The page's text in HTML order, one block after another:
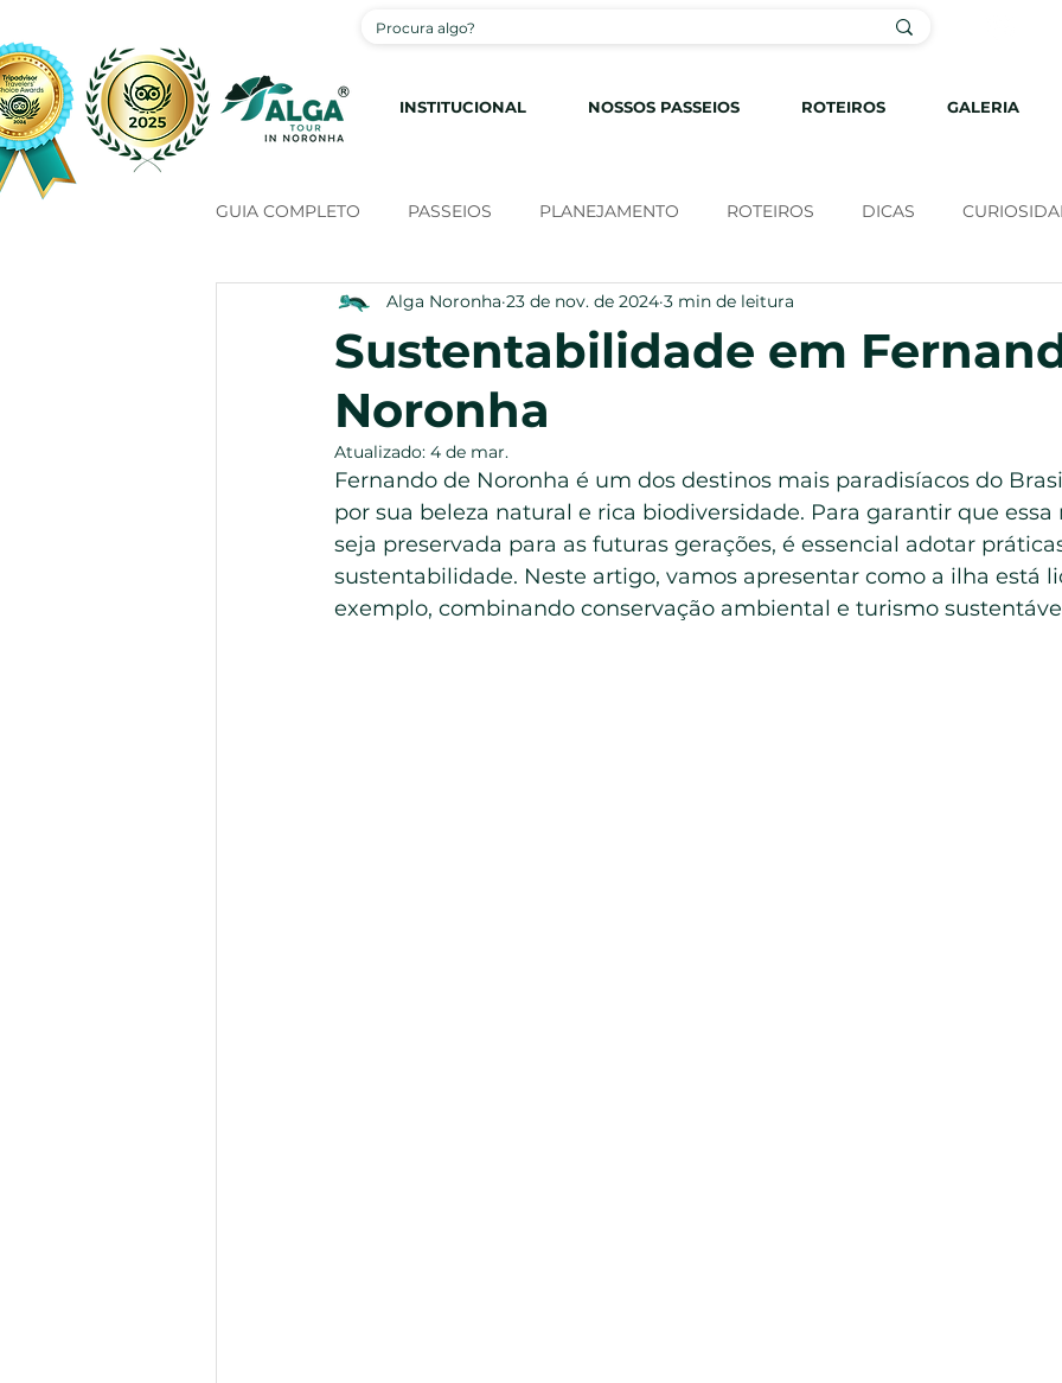
INSTITUCIONAL NOSSOS PASSEIOS ROTEIROS GALERIA
GUIA COMPLETO PASSEIOS PLANEJAMENTO ROTEIROS DICAS
Sustentabilidade em
Noronha
Alga Noronha 23 de nov. de 2024 3 min de leitura
Atualizado: 4 de mar.
Fernando de Noronha é um dos destinos mais paradisíacos do
por sua beleza natural e rica biodiversidade. Para garantir que essa
seja preservada para as futuras gerações, é essencial adotar
sustentabilidade. Neste artigo, vamos apresentar como a ilha está
exemplo, combinando conservação ambiental e turismo